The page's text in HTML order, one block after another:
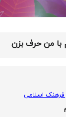
من حرف بزن
فرهنک اسلامی